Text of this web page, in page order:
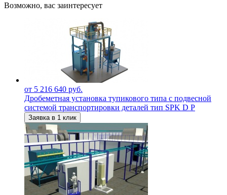
Возможно, вас заинтересует
от 5 216 640 руб.
Дробеметная установка тупикового типа с подвесной
системой транспортировки деталей тип SPK D P
Заявка в 1 клик